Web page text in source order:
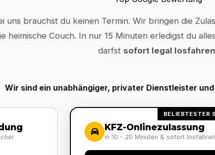
uns brauchst du keinen Termin. Wir bringen die
heimische Couch. In nur 15 Minuten erledigst du
darfst sofort legal
Wir sind ein unabhängiger, privater Dienstleister
BELIEBTESTER
KFZ-Onlinezulassung
in 10 - 20 Minuten & sofort losfahren